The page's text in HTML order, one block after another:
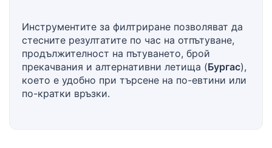
Инструментите за филтриране позволяват да
стесните резултатите по час на отпътуване,
продължителност на пътуването, брой
прекачвания и алтернативни летища (Бургас),
което е удобно при търсене на по-евтини или
по-кратки връзки.